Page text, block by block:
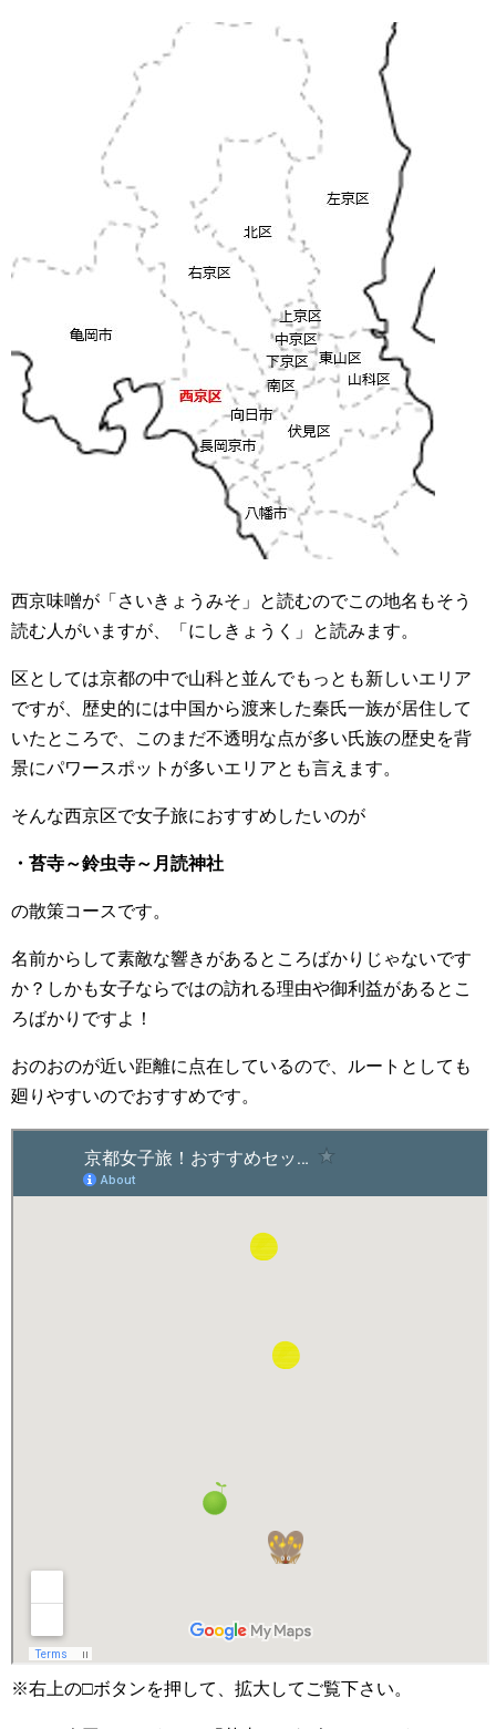
西京味噌が「さいきょうみそ」と読むのでこの地名もそう
読む人がいますが、「にしきょうく」と読みます。
区としては京都の中で山科と並んでもっとも新しいエリア
ですが、歴史的には中国から渡来した秦氏一族が居住して
いたところで、このまだ不透明な点が多い氏族の歴史を背
景にパワースポットが多いエリアとも言えます。
そんな西京区で女子旅におすすめしたいのが
・苔寺～鈴虫寺～月読神社
の散策コースです。
名前からして素敵な響きがあるところばかりじゃないです
か？しかも女子ならではの訪れる理由や御利益があるとこ
ろばかりですよ！
おのおのが近い距離に点在しているので、ルートとしても
廻りやすいのでおすすめです。
※右上の□ボタンを押して、拡大してご覧下さい。